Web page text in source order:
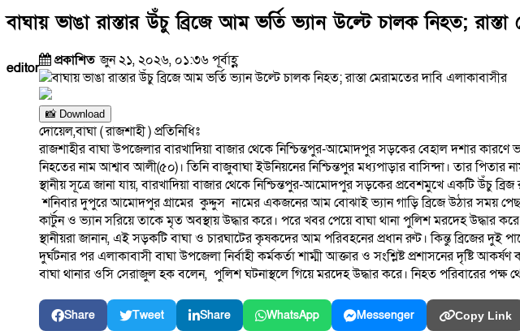
বাঘায় ভাঙা রাস্তার উঁচু ব্রিজে আম ভর্তি ভ্যান উল্টে চালক নিহত;
editor প্রকাশিতজুন ২১, ২০২৬, ০১:৩৬ পূর্বাহ্ণ
📸 Download
দোয়েল,বাঘা ( রাজশাহী ) প্রতিনিধিঃ
রাজশাহীর বাঘা উপজেলার বারখাদিয়া বাজার থেকে নিশ্চিন্তপুর-আমোদপুর সড়কের বেহাল দশার
নিহতের নাম আশ্বাব আলী(৫০)। তিনি বাজুবাঘা ইউনিয়নের নিশ্চিন্তপুর মধ্যপাড়ার বাসিন্দা। তার পিতার
স্থানীয় সূত্রে জানা যায়, বারখাদিয়া বাজার থেকে নিশ্চিন্তপুর-আমোদপুর সড়কের প্রবেশমুখে একটি উঁচু
শনিবার দুপুরে আমোদপুর গ্ৰামের কুদ্দুস নামের একজনের আম বোঝাই ভ্যান গাড়ি ব্রিজে উঠার সময়
কার্টুন ও ভ্যান সরিয়ে তাকে মৃত অবস্থায় উদ্ধার করে। পরে খবর পেয়ে বাঘা থানা পুলিশ মরদেহ উদ্ধার
স্থানীয়রা জানান, এই সড়কটি বাঘা ও চারঘাটের কৃষকদের আম পরিবহনের প্রধান রুট। কিন্তু ব্রিজের
দুর্ঘটনার পর এলাকাবাসী বাঘা উপজেলা নির্বাহী কর্মকর্তা শাম্মী আক্তার ও সংশ্লিষ্ট প্রশাসনের দৃষ্টি
বাঘা থানার ওসি সেরাজুল হক বলেন, পুলিশ ঘটনাস্থলে গিয়ে মরদেহ উদ্ধার করে। নিহত পরিবারের
Share Tweet Share WhatsApp Messenger Copy Link